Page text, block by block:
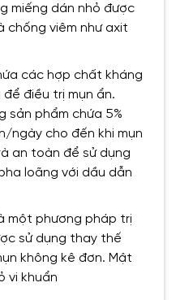
miếng dán nhỏ được
chống viêm như axit
các hợp chất kháng
điều trị mụn ẩn.
sản phẩm chứa 5%
ngày cho đến khi mụn
an toàn để sử dụng
loãng với dầu dẫn
một phương pháp trị
sử dụng thay thế
không kê đơn. Mật
vi khuẩn